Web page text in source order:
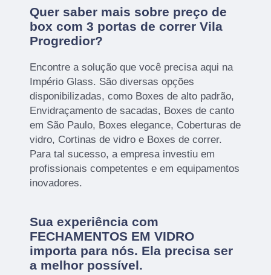
Quer saber mais sobre preço de
box com 3 portas de correr Vila
Progredior?
Encontre a solução que você precisa aqui na
Império Glass. São diversas opções
disponibilizadas, como Boxes de alto padrão,
Envidraçamento de sacadas, Boxes de canto
em São Paulo, Boxes elegance, Coberturas de
vidro, Cortinas de vidro e Boxes de correr.
Para tal sucesso, a empresa investiu em
profissionais competentes e em equipamentos
inovadores.
Sua experiência com
FECHAMENTOS EM VIDRO
importa para nós. Ela precisa ser
a melhor possível.